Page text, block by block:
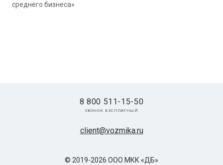
среднего бизнеса»
© 2019-2026 ООО МКК «ДБ»
client@vozmika.ru
8 800 511-15-50
звонок бесплатный